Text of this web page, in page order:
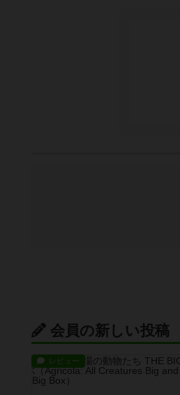
会員の新しい投稿
レビュー